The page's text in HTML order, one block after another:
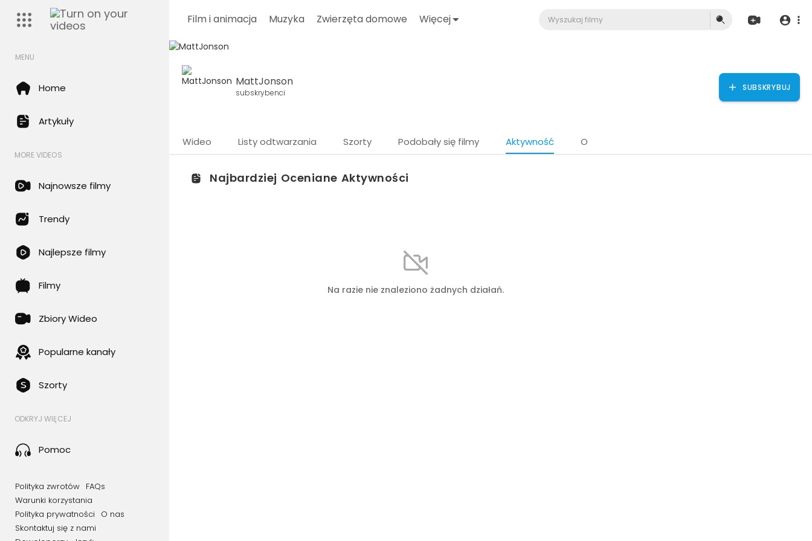
Film i animacja Muzyka Zwierzęta domowe Więcej
MENU
Home
Artykuły
MORE VIDEOS
Najnowsze filmy
Trendy
Najlepsze filmy
Filmy
Zbiory Wideo
Popularne kanały
Szorty
ODKRYJ WIĘCEJ
Pomoc
Polityka zwrotów FAQs
Warunki korzystania
Polityka prywatności
O nas
Skontaktuj się z nami
MattJonson
subskrybenci
SUBSKRYBUJ
Wideo Listy odtwarzania Szorty Podobały się filmy Aktywność O
Najbardziej Oceniane Aktywności
Na razie nie znaleziono żadnych działań.